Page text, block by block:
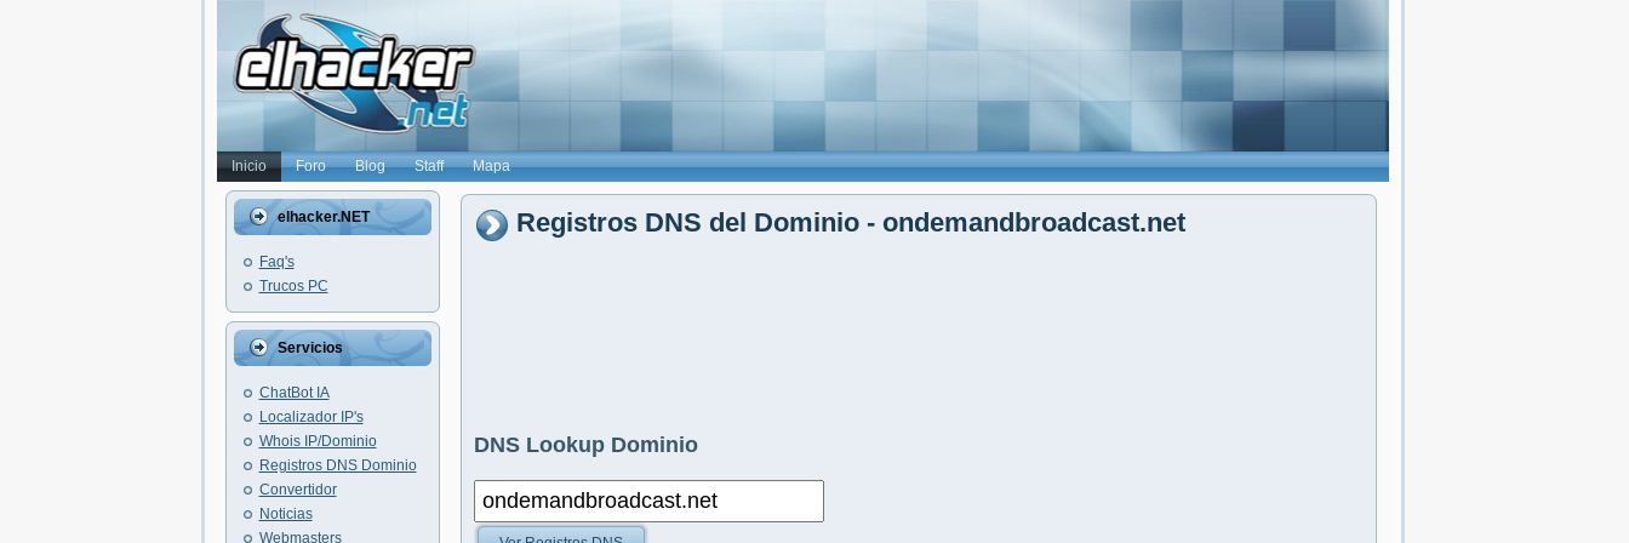
Inicio Foro Blog Staff Mapa
elhacker.NET
Faq's
Trucos PC
Servicios
ChatBot IA
Localizador IP's
Whois IP/Dominio
Registros DNS Dominio
Convertidor
Noticias
Webmasters
Registros DNS del Dominio - ondemandbroadcast.net
DNS Lookup Dominio